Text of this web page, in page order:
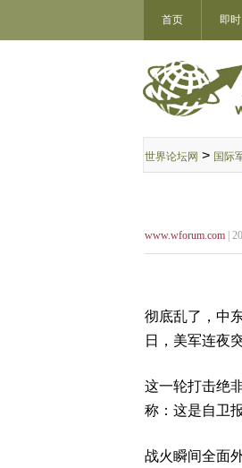
首页 即时
世界论坛网 > 国际
www.wforum.com |
彻底乱了，中
日，美军连夜
这一轮打击绝
称：这是自卫
战火瞬间全面